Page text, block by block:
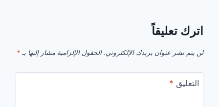
اترك تعليقاً
لن يتم نشر عنوان بريدك الإلكتروني. الحقول الإلزامية مشار إليها بـ *
التعليق *